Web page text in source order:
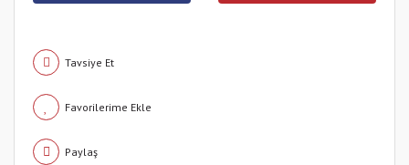
Tavsiye Et
Paylaş